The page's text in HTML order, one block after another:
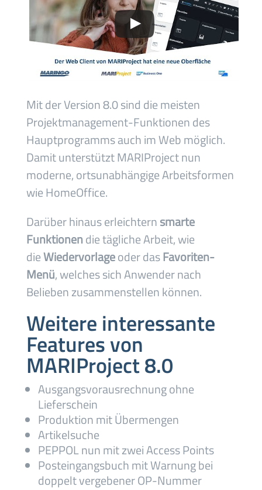
Mit der Version 8.0 sind die meisten
Projektmanagement-Funktionen des
Hauptprogramms auch im Web möglich.
Damit unterstützt MARIProject nun
moderne, ortsunabhängige Arbeitsformen
wie HomeOffice.
Darüber hinaus erleichternsmarte
Funktionendie tägliche Arbeit, wie
dieWiedervorlageoder dasFavoriten-
Menü, welches sich Anwender nach
Belieben zusammenstellen können.
Weitere interessante
Features von
MARIProject 8.0
Ausgangsvorausrechnung ohne
Lieferschein
Produktion mit Übermengen
Artikelsuche
PEPPOL nun mit zwei Access Points
Posteingangsbuch mit Warnung bei
doppelt vergebener OP-Nummer